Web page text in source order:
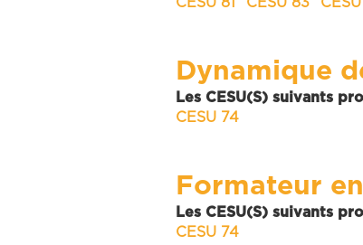
CESU 81
CESU 83
Dynamique
Les CESU(S) suivants
CESU 74
Formateur
Les CESU(S) suivants
CESU 74